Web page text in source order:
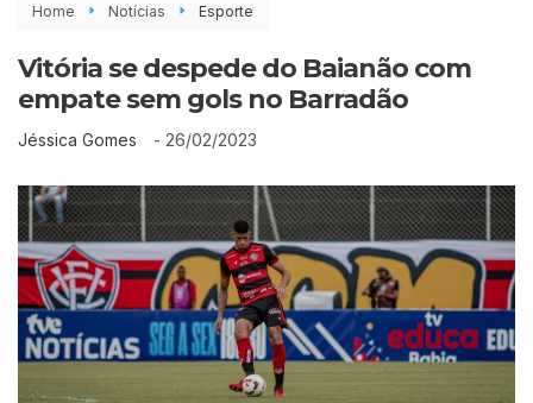
Home Notícias Esporte
Vitória se despede do Baianão com
empate sem gols no Barradão
Jéssica Gomes - 26/02/2023